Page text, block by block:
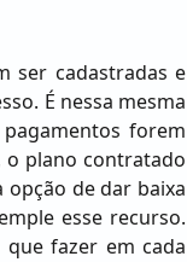
ser cadastradas e
É nessa mesma
forem
o plano contratado
opção de dar baixa
esse recurso.
fazer em cada